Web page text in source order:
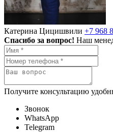
Катерина Цицишвили +7 968
Спасибо за вопрос! Наш
Получите консультацию
Звонок
WhatsApp
Telegram